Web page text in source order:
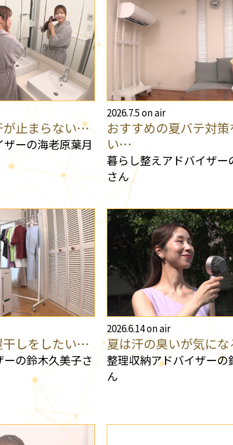
が止まらない…
ーの海老原葉月
2026.7.5 on air
おすすめの夏バテ対
い…
暮らし整えアドバイザー
さん
干しをしたい…
の鈴木久美子さ
2026.6.14 on air
夏は汗の臭いが気に
整理収納アドバイザーの
ん